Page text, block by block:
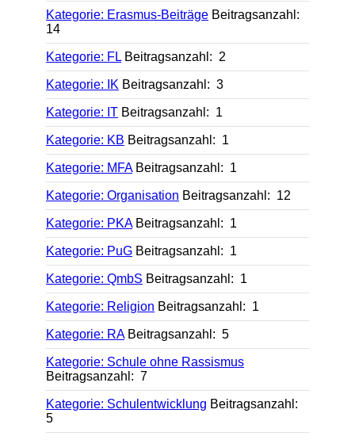
Kategorie: Erasmus-Beiträge Beitragsanzahl:
14
Kategorie: FL Beitragsanzahl: 2
Kategorie: IK Beitragsanzahl: 3
Kategorie: IT Beitragsanzahl: 1
Kategorie: KB Beitragsanzahl: 1
Kategorie: MFA Beitragsanzahl: 1
Kategorie: Organisation Beitragsanzahl: 12
Kategorie: PKA Beitragsanzahl: 1
Kategorie: PuG Beitragsanzahl: 1
Kategorie: QmbS Beitragsanzahl: 1
Kategorie: Religion Beitragsanzahl: 1
Kategorie: RA Beitragsanzahl: 5
Kategorie: Schule ohne Rassismus
Beitragsanzahl: 7
Kategorie: Schulentwicklung Beitragsanzahl:
5